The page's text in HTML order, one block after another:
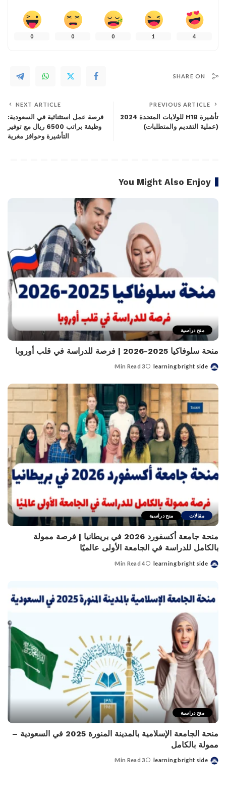
4
1
0
0
0
SHARE ON
PREVIOUS ARTICLE
تأشيرة H1B للولايات المتحدة 2024
(عملية التقديم والمتطلبات)
NEXT ARTICLE
فرصة عمل استثنائية في السعودية:
وظيفة براتب 6500 ريال مع توفير
التأشيرة وحوافز مغرية
You Might Also Enjoy
منح دراسية
منحة سلوفاكيا 2025-2026 | فرصة للدراسة في قلب أوروبا
Posted
learning bright side
3 Min Read
مقالات منح دراسية
منحة جامعة أكسفورد 2026 في بريطانيا | فرصة ممولة
بالكامل للدراسة في الجامعة الأولى عالميًا
Posted
learning bright side
4 Min Read
منح دراسية
منحة الجامعة الإسلامية بالمدينة المنورة 2025 في السعودية –
ممولة بالكامل
Posted
learning bright side
3 Min Read